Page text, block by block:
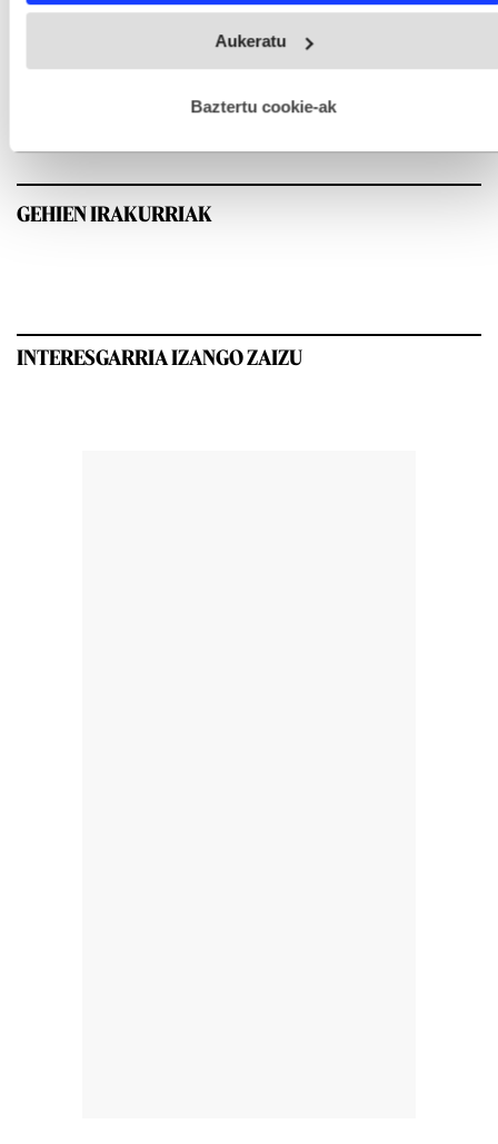
fitxategiak erabiltzen ditu. Zure esperientzia eta zerbitzuak
esplizitua ematen diguzu.Gehiago irakurri
Aukeratu
Baztertu cookie-ak
GEHIEN IRAKURRIAK
INTERESGARRIA IZANGO ZAIZU